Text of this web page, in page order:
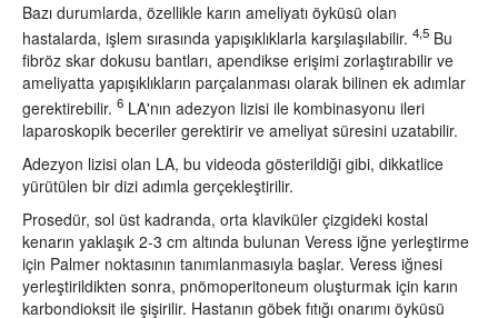
Bazı durumlarda, özellikle karın ameliyatı öyküsü olan
hastalarda, işlem sırasında yapışıklıklarla karşılaşılabilir. 4,5 Bu
fibröz skar dokusu bantları, apendikse erişimi zorlaştırabilir ve
ameliyatta yapışıklıkların parçalanması olarak bilinen ek adımlar
gerektirebilir. 6 LA'nın adezyon lizisi ile kombinasyonu ileri
laparoskopik beceriler gerektirir ve ameliyat süresini uzatabilir.
Adezyon lizisi olan LA, bu videoda gösterildiği gibi, dikkatlice
yürütülen bir dizi adımla gerçekleştirilir.
Prosedür, sol üst kadranda, orta klaviküler çizgideki kostal
kenarın yaklaşık 2-3 cm altında bulunan Veress iğne yerleştirme
için Palmer noktasının tanımlanmasıyla başlar. Veress iğnesi
yerleştirildikten sonra, pnömoperitoneum oluşturmak için karın
karbondioksit ile şişirilir. Hastanın göbek fıtığı onarımı öyküsü